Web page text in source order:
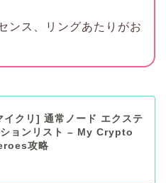
ンス、リングあたりがお
イクリ] 通常ノード エクステ
ションリスト – My Crypto
攻略